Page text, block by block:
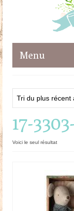
Menu
Maileg
Poupées
Doudous
Contact
17-
Voici le seul résultat